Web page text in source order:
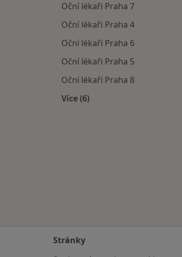
Oční lékaři Praha 7
Oční lékaři Praha 4
Oční lékaři Praha 6
Oční lékaři Praha 5
Oční lékaři Praha 8
Více (6)
Stránky